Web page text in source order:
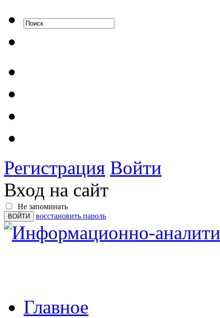
Регистрация Войти
Вход на сайт
Не запоминать
восстановить пароль
Главное